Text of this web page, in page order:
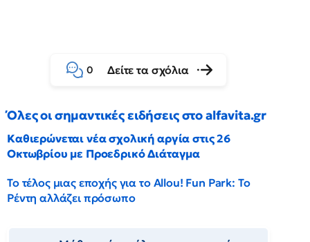
0 Δείτε τα σχόλια
Όλες οι σημαντικές ειδήσεις στο alfavita.gr
Καθιερώνεται νέα σχολική αργία στις 26
Οκτωβρίου με Προεδρικό Διάταγμα
Το τέλος μιας εποχής για το Allou! Fun Park: Το
Ρέντη αλλάζει πρόσωπο